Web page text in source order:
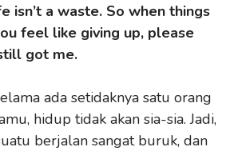
isn’t a waste. So when things
feel like giving up, please
got me.
ada setidaknya satu orang
hidup tidak akan sia-sia. Jadi,
berjalan sangat buruk, dan